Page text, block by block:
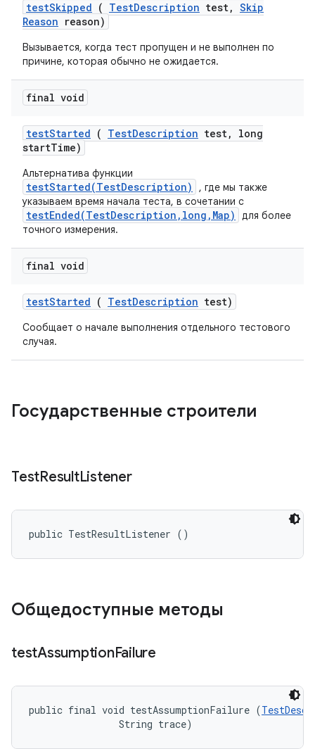
testSkipped ( TestDescription test, Skip
Reason reason)
Вызывается, когда тест пропущен и не выполнен по
причине, которая обычно не ожидается.
final void
testStarted ( TestDescription test,
long
startTime)
Альтернатива функции
testStarted(TestDescription)
, где мы также
указываем время начала теста, в сочетании с
testEnded(TestDescription,long,Map)
для более
точного измерения.
final void
testStarted ( TestDescription test)
Сообщает о начале выполнения отдельного тестового
случая.
Государственные строители
TestResultListener
public TestResultListener ()
Общедоступные методы
testAssumptionFailure
public final void testAssumptionFailure (
                String trace)